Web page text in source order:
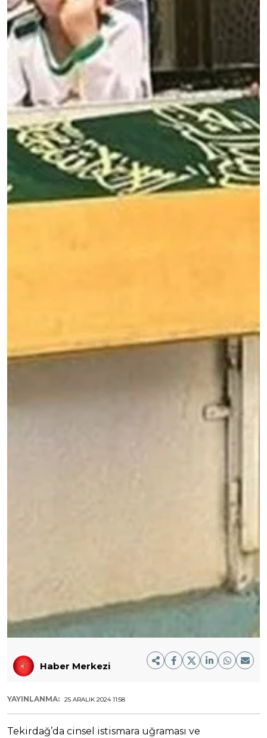
Haber Merkezi
YAYINLANMA: 25 ARALIK 2024 11:58
Tekirdağ’da cinsel istismara uğraması ve